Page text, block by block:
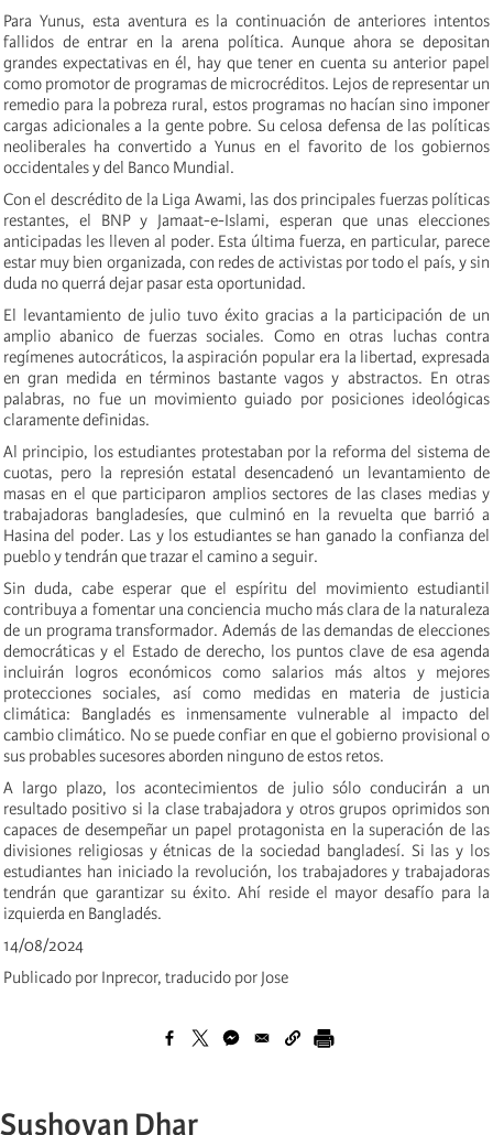
Para Yunus, esta aventura es la continuación de anteriores intentos
fallidos de entrar en la arena política. Aunque ahora se depositan
grandes expectativas en él, hay que tener en cuenta su anterior papel
como promotor de programas de microcréditos. Lejos de representar un
remedio para la pobreza rural, estos programas no hacían sino imponer
cargas adicionales a la gente pobre. Su celosa defensa de las políticas
neoliberales ha convertido a Yunus en el favorito de los gobiernos
occidentales y del Banco Mundial.
Con el descrédito de la Liga Awami, las dos principales fuerzas políticas
restantes, el BNP y Jamaat-e-Islami, esperan que unas elecciones
anticipadas les lleven al poder. Esta última fuerza, en particular, parece
estar muy bien organizada, con redes de activistas por todo el país, y sin
duda no querrá dejar pasar esta oportunidad.
El levantamiento de julio tuvo éxito gracias a la participación de un
amplio abanico de fuerzas sociales. Como en otras luchas contra
regímenes autocráticos, la aspiración popular era la libertad, expresada
en gran medida en términos bastante vagos y abstractos. En otras
palabras, no fue un movimiento guiado por posiciones ideológicas
claramente definidas.
Al principio, los estudiantes protestaban por la reforma del sistema de
cuotas, pero la represión estatal desencadenó un levantamiento de
masas en el que participaron amplios sectores de las clases medias y
trabajadoras bangladesíes, que culminó en la revuelta que barrió a
Hasina del poder. Las y los estudiantes se han ganado la confianza del
pueblo y tendrán que trazar el camino a seguir.
Sin duda, cabe esperar que el espíritu del movimiento estudiantil
contribuya a fomentar una conciencia mucho más clara de la naturaleza
de un programa transformador. Además de las demandas de elecciones
democráticas y el Estado de derecho, los puntos clave de esa agenda
incluirán logros económicos como salarios más altos y mejores
protecciones sociales, así como medidas en materia de justicia
climática: Bangladés es inmensamente vulnerable al impacto del
cambio climático. No se puede confiar en que el gobierno provisional o
sus probables sucesores aborden ninguno de estos retos.
A largo plazo, los acontecimientos de julio sólo conducirán a un
resultado positivo si la clase trabajadora y otros grupos oprimidos son
capaces de desempeñar un papel protagonista en la superación de las
divisiones religiosas y étnicas de la sociedad bangladesí. Si las y los
estudiantes han iniciado la revolución, los trabajadores y trabajadoras
tendrán que garantizar su éxito. Ahí reside el mayor desafío para la
izquierda en Bangladés.
14/08/2024
Publicado por Inprecor, traducido por Jose
Sushovan Dhar